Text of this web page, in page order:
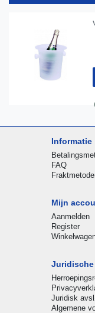
Informatie
FAQ
Mijn
Aanmelden
Register
Juridisk
Algemene